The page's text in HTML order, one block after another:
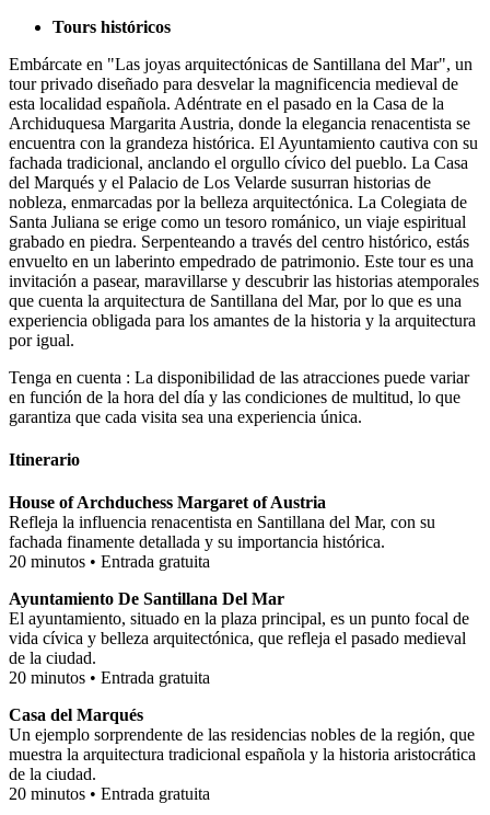
Tours históricos
Embárcate en "Las joyas arquitectónicas de Santillana del Mar", un
tour privado diseñado para desvelar la magnificencia medieval de
esta localidad española. Adéntrate en el pasado en la Casa de la
Archiduquesa Margarita Austria, donde la elegancia renacentista se
encuentra con la grandeza histórica. El Ayuntamiento cautiva con su
fachada tradicional, anclando el orgullo cívico del pueblo. La Casa
del Marqués y el Palacio de Los Velarde susurran historias de
nobleza, enmarcadas por la belleza arquitectónica. La Colegiata de
Santa Juliana se erige como un tesoro románico, un viaje espiritual
grabado en piedra. Serpenteando a través del centro histórico, estás
envuelto en un laberinto empedrado de patrimonio. Este tour es una
invitación a pasear, maravillarse y descubrir las historias atemporales
que cuenta la arquitectura de Santillana del Mar, por lo que es una
experiencia obligada para los amantes de la historia y la arquitectura
por igual.
Tenga en cuenta : La disponibilidad de las atracciones puede variar
en función de la hora del día y las condiciones de multitud, lo que
garantiza que cada visita sea una experiencia única.
Itinerario
House of Archduchess Margaret of Austria
Refleja la influencia renacentista en Santillana del Mar, con su
fachada finamente detallada y su importancia histórica.
20 minutos • Entrada gratuita
Ayuntamiento De Santillana Del Mar
El ayuntamiento, situado en la plaza principal, es un punto focal de
vida cívica y belleza arquitectónica, que refleja el pasado medieval
de la ciudad.
20 minutos • Entrada gratuita
Casa del Marqués
Un ejemplo sorprendente de las residencias nobles de la región, que
muestra la arquitectura tradicional española y la historia aristocrática
de la ciudad.
20 minutos • Entrada gratuita